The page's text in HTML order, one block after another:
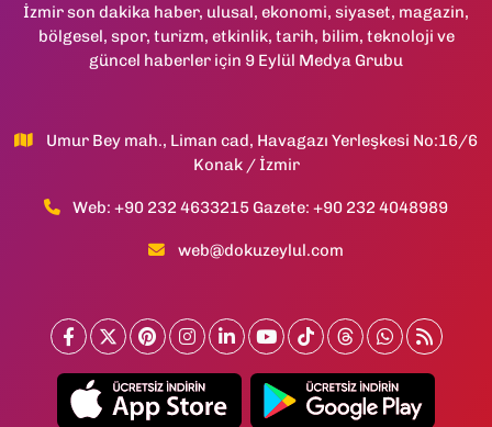
İzmir son dakika haber, ulusal, ekonomi, siyaset, magazin,
bölgesel, spor, turizm, etkinlik, tarih, bilim, teknoloji ve
güncel haberler için 9 Eylül Medya Grubu
Umur Bey mah., Liman cad, Havagazı Yerleşkesi No:16/6
Konak / İzmir
Web: +90 232 4633215 Gazete: +90 232 4048989
web@dokuzeylul.com